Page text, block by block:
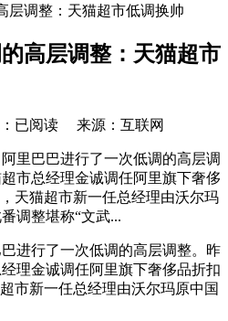
层调整：天猫超市低调换帅
高层调整：天猫超市
已阅读 来源：互联网
里巴巴进行了一次低调的高层调
市总经理金诚调任阿里旗下奢侈
天猫超市新一任总经理由沃尔玛
调整堪称“文武...
进行了一次低调的高层调整。昨
理金诚调任阿里旗下奢侈品折扣
市新一任总经理由沃尔玛原中国